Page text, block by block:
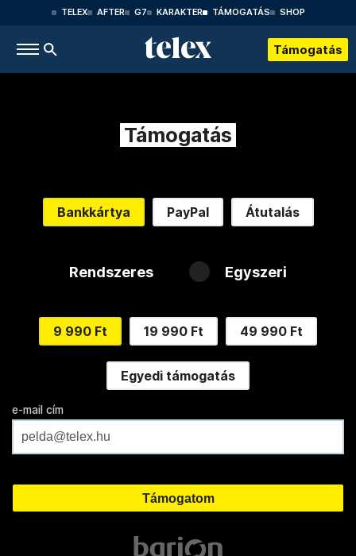
TELEX AFTER G7 KARAKTER TÁMOGATÁS SHOP
Támogatás
Támogatás
Bankkártya PayPal Átutalás
Rendszeres Egyszeri
9 990 Ft 19 990 Ft 49 990 Ft
Egyedi támogatás
e-mail cím